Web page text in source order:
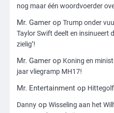
Nick Reiner,
Ms. Army Girl
eigen zoon
Mr. Gamer
nog maar één woordvoerder
Mr. Gamer op Trump onder
Taylor Swift deelt en insinueert
zielig’!
Mr. Gamer op Koning en
jaar vliegramp MH17!
Mr. Entertainment op
Danny op Wisseling aan het